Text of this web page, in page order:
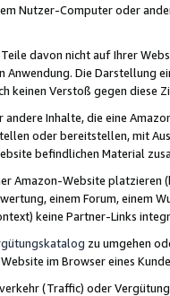
Nutzer-Computer oder
davon nicht auf Ihrer
Anwendung. Die Darstellung
keinen Verstoß gegen diese
andere Inhalte, die eine
oder bereitstellen, mit
befindlichen Material
Amazon-Website
einem Forum, einem
keine Partner-Links
zu umgehen
im Browser eines
(Traffic) oder